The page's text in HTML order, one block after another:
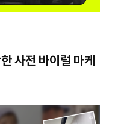
사전 바이럴 마케